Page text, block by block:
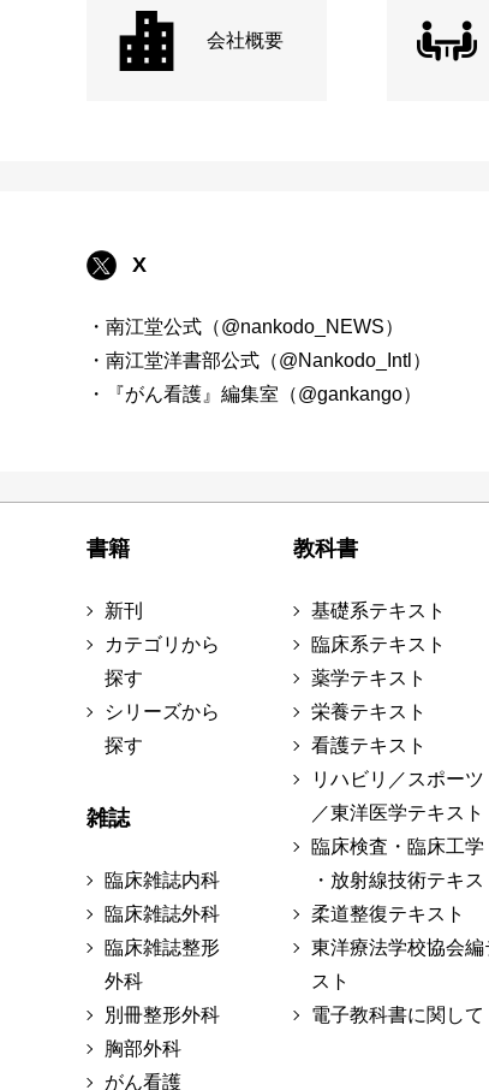
会社概要
X
・南江堂公式（@nankodo_NEWS）
・南江堂洋書部公式（@Nankodo_Intl）
・『がん看護』編集室（@gankango）
書籍
新刊
カテゴリから
探す
シリーズから
探す
雑誌
臨床雑誌内科
臨床雑誌外科
臨床雑誌整形
外科
別冊整形外科
胸部外科
がん看護
教科書
基礎系テキスト
臨床系テキスト
薬学テキスト
栄養テキスト
看護テキスト
リハビリ／スポーツ
／東洋医学テキスト
臨床検査・臨床工学
・放射線技術テキス
柔道整復テキスト
東洋療法学校協会編
スト
電子教科書に関して